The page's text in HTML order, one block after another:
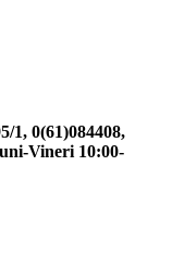
1, 0(61)084408,
Vineri 10:00-